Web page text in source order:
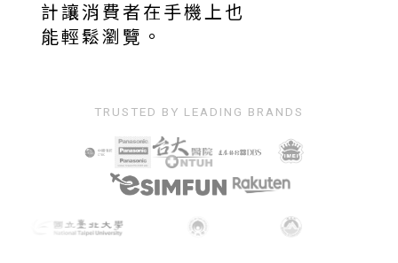
計讓消費者在手機上也
能輕鬆瀏覽。
TRUSTED BY LEADING BRANDS